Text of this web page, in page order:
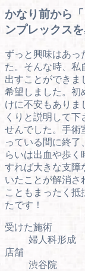
かなり前から
ンプレックス
ずっと興味はあっ
た。そんな時、私
出すことができま
希望しました。初
けに不安もありま
くりと説明して
せんでした。手術
っている間に終了
らいは出血や歩く
すれば大きな支障
いたことが解消さ
こともまったく抵
たです！
受けた施術
婦人科形成
店舗
渋谷院